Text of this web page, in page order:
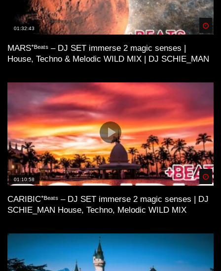
01:32:43
MARS⁺ᴮᵉᵃᵗˢ – DJ SET immerse 2 magic senses |
House, Techno & Melodic WILD MIX | DJ SCHIE_MAN
01:10:58
CARIBIC⁺ᴮᵉᵃᵗˢ – DJ SET immerse 2 magic senses | DJ
SCHIE_MAN House, Techno, Melodic WILD MIX